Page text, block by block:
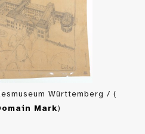
Württemberg / (
Mark)